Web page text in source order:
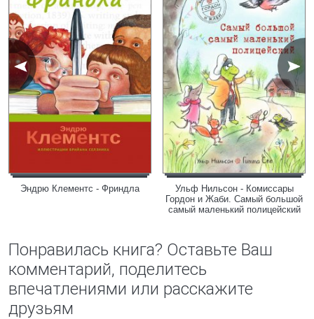
Эндрю Клементс - Фриндла
Ульф Нильсон - Комиссары
Гордон и Жаби. Самый большой
самый маленький полицейский
Понравилась книга? Оставьте Ваш
комментарий, поделитесь
впечатлениями или расскажите
друзьям